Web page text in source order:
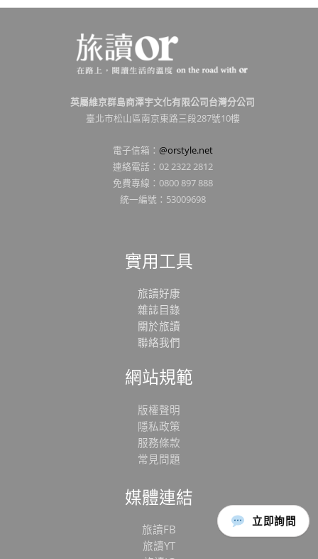
立即詢問
英屬維京群島商澤宇文化有限公司台灣分公司
臺北市松山區南京東路三段287號10樓
電子信箱： @orstyle.net
連絡電話：02 2322 2812
免費專線：0800 897 888
統一編號：53009698
實用工具
旅讀好康
雜誌目錄
關於旅讀
聯絡我們
網站規範
版權聲明
隱私政策
服務條款
常見問題
媒體連結
旅讀FB
旅讀YT